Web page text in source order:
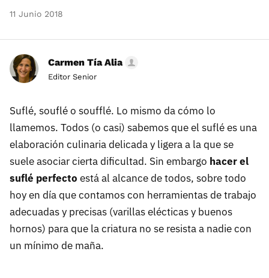
11 Junio 2018
Carmen Tía Alia
Editor Senior
Suflé, souflé o soufflé. Lo mismo da cómo lo
llamemos. Todos (o casi) sabemos que el suflé es una
elaboración culinaria delicada y ligera a la que se
suele asociar cierta dificultad. Sin embargo hacer el
suflé perfecto está al alcance de todos, sobre todo
hoy en día que contamos con herramientas de trabajo
adecuadas y precisas (varillas elécticas y buenos
hornos) para que la criatura no se resista a nadie con
un mínimo de maña.